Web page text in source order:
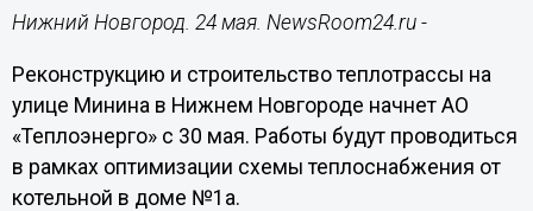
Нижний Новгород. 24 мая. NewsRoom24.ru -
Реконструкцию и строительство теплотрассы на
улице Минина в Нижнем Новгороде начнет АО
«Теплоэнерго» с 30 мая. Работы будут проводиться
в рамках оптимизации схемы теплоснабжения от
котельной в доме №1а.